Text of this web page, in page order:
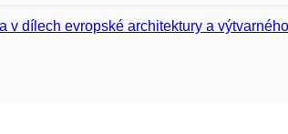
v dílech evropské architektury a